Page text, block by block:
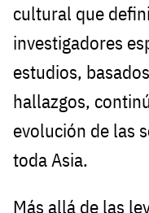
cultural que
investigadores
estudios,
hallazgos,
evolución de las
toda Asia.
Más allá de las